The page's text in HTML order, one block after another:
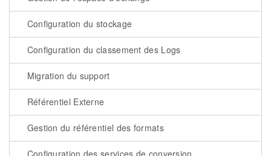
Configuration du stockage
Configuration du classement des Logs
Migration du support
Référentiel Externe
Gestion du référentiel des formats
Configuration des services de conversion